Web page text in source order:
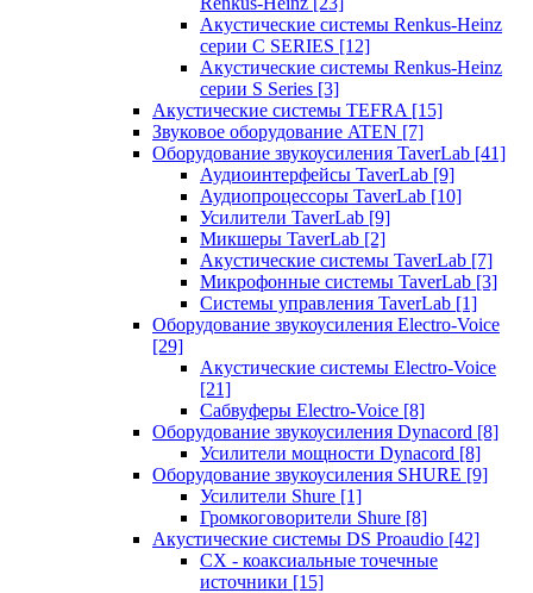
Акустические системы Renkus-Heinz
серии C SERIES [12]
Акустические системы Renkus-Heinz
серии S Series [3]
Акустические системы TEFRA [15]
Звуковое оборудование ATEN [7]
Оборудование звукоусиления TaverLab [41]
Аудиоинтерфейсы TaverLab [9]
Аудиопроцессоры TaverLab [10]
Усилители TaverLab [9]
Микшеры TaverLab [2]
Акустические системы TaverLab [7]
Микрофонные системы TaverLab [3]
Системы управления TaverLab [1]
Оборудование звукоусиления Electro-Voice
[29]
Акустические системы Electro-Voice
[21]
Сабвуферы Electro-Voice [8]
Оборудование звукоусиления Dynacord [8]
Усилители мощности Dynacord [8]
Оборудование звукоусиления SHURE [9]
Усилители Shure [1]
Громкоговорители Shure [8]
Акустические системы DS Proaudio [42]
CX - коаксиальные точечные
источники [15]